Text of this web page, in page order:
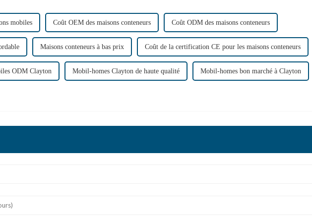
mobiles Coût OEM des maisons conteneurs Coût ODM des maisons conteneurs
Maisons conteneurs à bas prix Coût de la certification CE pour les maisons conteneurs
ODM Clayton Mobil-homes Clayton de haute qualité Mobil-homes bon marché à Clayton